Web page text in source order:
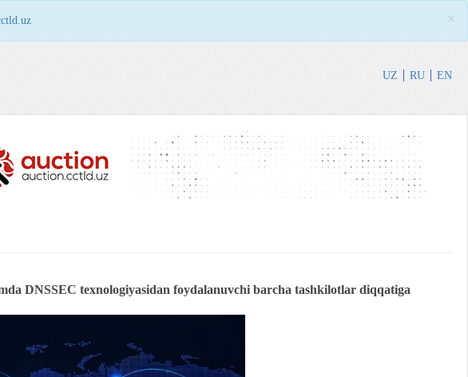
×
UZ RU EN
DNSSEC texnologiyasidan foydalanuvchi barcha tashkilotlar diqqatiga